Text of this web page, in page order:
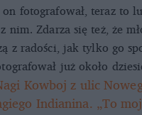
fotografował, teraz to
nim. Zdarza się też, że
z radości, jak tylko go
już około
Kowboj z ulic
Indianina. „To